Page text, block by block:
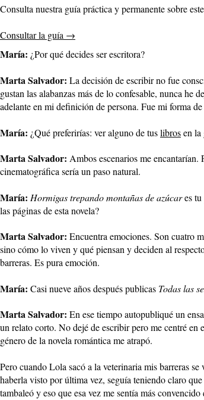
Consulta nuestra guía práctica y permanente sobre
Consultar la guía →
María: ¿Por qué decides ser escritora?
Marta Salvador: La decisión de escribir no fue
gustan las alabanzas más de lo confesable, nunca he
adelante en mi definición de persona. Fue mi forma
María: ¿Qué preferirías: ver alguno de tuslibrosen la
Marta Salvador: Ambos escenarios me
cinematográfica sería un paso natural.
María: Hormigas trepando montañas de azúcares tu
las páginas de esta novela?
Marta Salvador: Encuentra emociones. Son cuatro
sino cómo lo viven y qué piensan y deciden al
barreras. Es pura emoción.
María: Casi nueve años después publicas Todas las
Marta Salvador: En ese tiempo autopubliqué un
un relato corto. No dejé de escribir pero me centré en
género de la novela romántica me atrapó.
Pero cuando Lola sacó a la veterinaria mis barreras
haberla visto por última vez, seguía teniendo claro
tambaleó y eso que esa vez me sentía más